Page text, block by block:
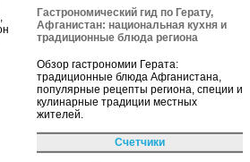
Гастрономический гид по Герату,
Афганистан: национальная кухня и
традиционные блюда региона
Обзор гастрономии Герата:
традиционные блюда Афганистана,
популярные рецепты региона, специи и
кулинарные традиции местных
жителей.
Счетчики